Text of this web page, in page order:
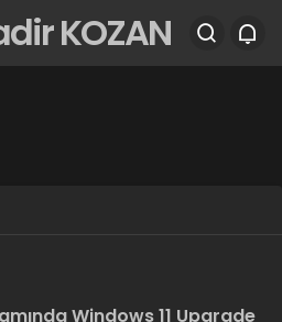
KOZAN
Windows 11 Upgrade